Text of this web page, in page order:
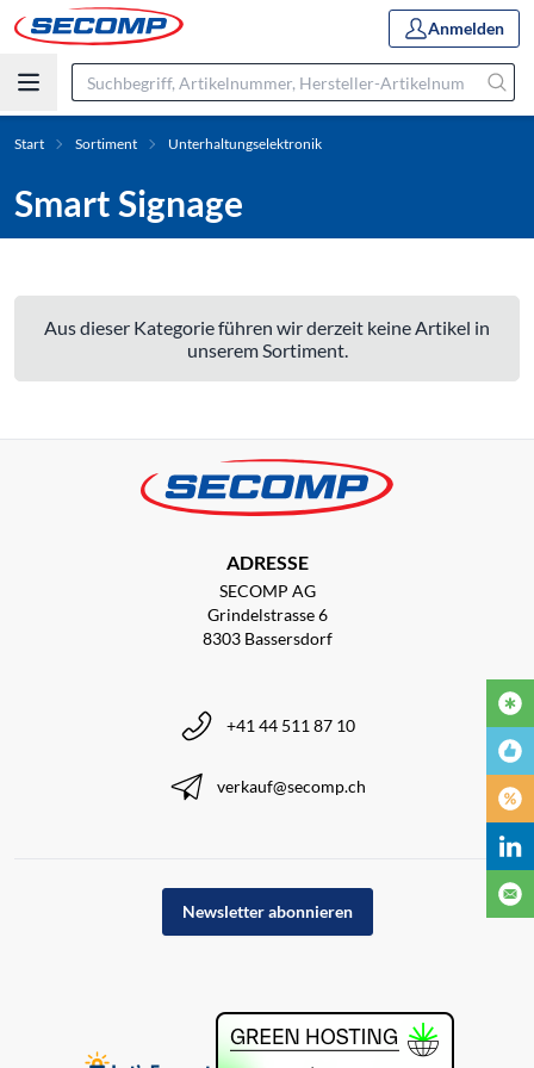
Anmelden
Start Sortiment Unterhaltungselektronik
Smart Signage
Aus dieser Kategorie führen wir derzeit keine Artikel in
unserem Sortiment.
ADRESSE
SECOMP AG
Grindelstrasse 6
8303 Bassersdorf
+41 44 511 87 10
verkauf@secomp.ch
Newsletter abonnieren